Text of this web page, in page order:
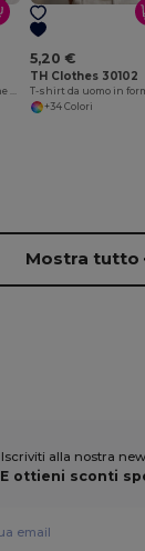
5,20 €
TH Clothes 30102
+34 Colori
Mostra tutto
Iscriviti alla nostra
E ottieni sconti